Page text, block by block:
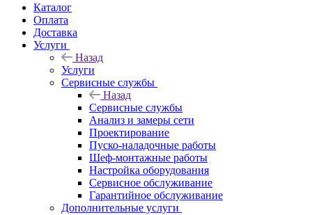
Каталог
Оплата
Доставка
Услуги
Назад
Услуги
Сервисные службы
Назад
Сервисные службы
Анализ и замеры сети
Проектирование
Пуско-наладочные работы
Шеф-монтажные работы
Настройка оборудования
Сервисное обслуживание
Гарантийное обслуживание
Дополнительные услуги